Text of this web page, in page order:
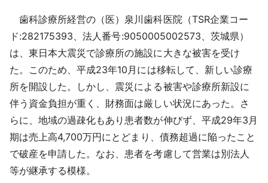
歯科診療所経営の（医）泉川歯科医院（TSR企業コー
ド:282175393、法人番号:9050005002573、茨城県）
は、東日本大震災で診療所の施設に大きな被害を受け
た。このため、平成23年10月には移転して、新しい診療
所を開設した。しかし、震災による被害や診療所新設に
伴う資金負担が重く、財務面は厳しい状況にあった。さ
らに、地域の過疎化もあり患者数が伸びず、平成29年3月
期は売上高4,700万円にとどまり、債務超過に陥ったこと
で破産を申請した。なお、患者を考慮して営業は別法人
等が継承する模様。